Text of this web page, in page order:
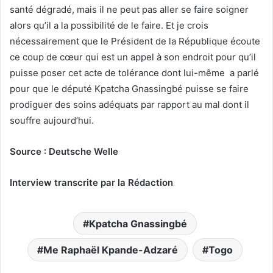
santé dégradé, mais il ne peut pas aller se faire soigner
alors qu’il a la possibilité de le faire. Et je crois
nécessairement que le Président de la République écoute
ce coup de cœur qui est un appel à son endroit pour qu’il
puisse poser cet acte de tolérance dont lui-même a parlé
pour que le député Kpatcha Gnassingbé puisse se faire
prodiguer des soins adéquats par rapport au mal dont il
souffre aujourd’hui.
Source : Deutsche Welle
Interview transcrite par la Rédaction
Kpatcha Gnassingbé
Me Raphaël Kpande-Adzaré Togo